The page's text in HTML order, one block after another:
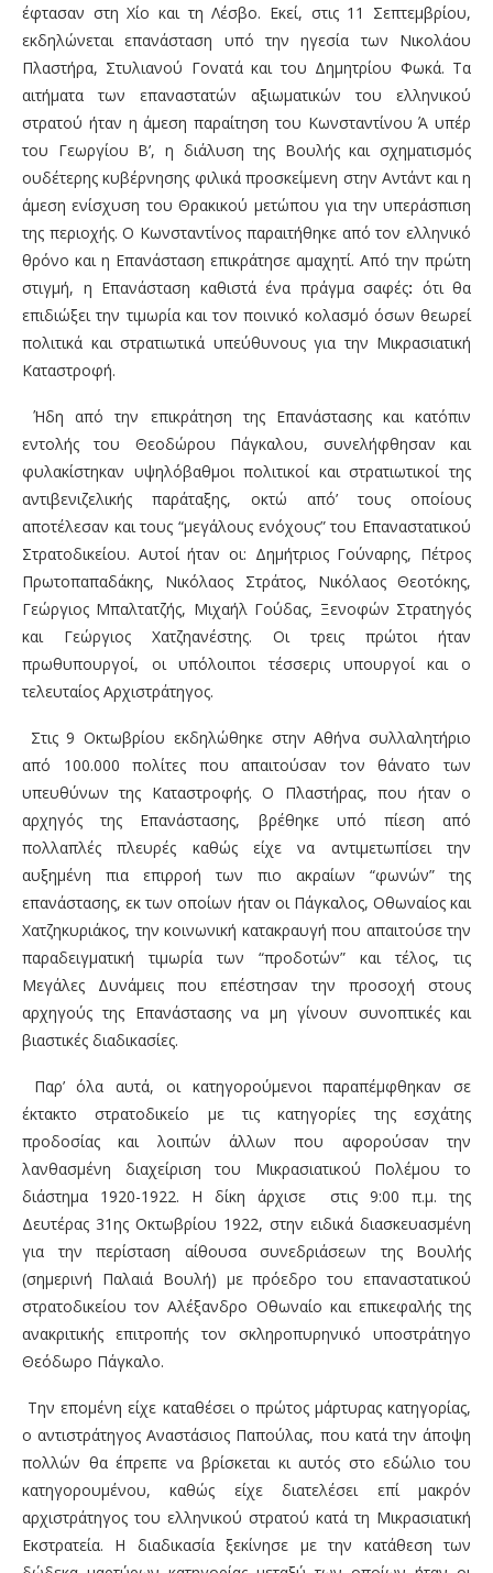
έφτασαν στη Χίο και τη Λέσβο. Εκεί, στις 11 Σεπτεμβρίου,
εκδηλώνεται επανάσταση υπό την ηγεσία των Νικολάου
Πλαστήρα, Στυλιανού Γονατά και του Δημητρίου Φωκά. Τα
αιτήματα των επαναστατών αξιωματικών του ελληνικού
στρατού ήταν η άμεση παραίτηση του Κωνσταντίνου Ά υπέρ
του Γεωργίου Β’, η διάλυση της Βουλής και σχηματισμός
ουδέτερης κυβέρνησης φιλικά προσκείμενη στην Αντάντ και η
άμεση ενίσχυση του Θρακικού μετώπου για την υπεράσπιση
της περιοχής. Ο Κωνσταντίνος παραιτήθηκε από τον ελληνικό
θρόνο και η Επανάσταση επικράτησε αμαχητί. Από την πρώτη
στιγμή, η Επανάσταση καθιστά ένα πράγμα σαφές: ότι θα
επιδιώξει την τιμωρία και τον ποινικό κολασμό όσων θεωρεί
πολιτικά και στρατιωτικά υπεύθυνους για την Μικρασιατική
Καταστροφή.
Ήδη από την επικράτηση της Επανάστασης και κατόπιν
εντολής του Θεοδώρου Πάγκαλου, συνελήφθησαν και
φυλακίστηκαν υψηλόβαθμοι πολιτικοί και στρατιωτικοί της
αντιβενιζελικής παράταξης, οκτώ από’ τους οποίους
αποτέλεσαν και τους “μεγάλους ενόχους” του Επαναστατικού
Στρατοδικείου. Αυτοί ήταν οι: Δημήτριος Γούναρης, Πέτρος
Πρωτοπαπαδάκης, Νικόλαος Στράτος, Νικόλαος Θεοτόκης,
Γεώργιος Μπαλτατζής, Μιχαήλ Γούδας, Ξενοφών Στρατηγός
και Γεώργιος Χατζηανέστης. Οι τρεις πρώτοι ήταν
πρωθυπουργοί, οι υπόλοιποι τέσσερις υπουργοί και ο
τελευταίος Αρχιστράτηγος.
Στις 9 Οκτωβρίου εκδηλώθηκε στην Αθήνα συλλαλητήριο
από 100.000 πολίτες που απαιτούσαν τον θάνατο των
υπευθύνων της Καταστροφής. Ο Πλαστήρας, που ήταν ο
αρχηγός της Επανάστασης, βρέθηκε υπό πίεση από
πολλαπλές πλευρές καθώς είχε να αντιμετωπίσει την
αυξημένη πια επιρροή των πιο ακραίων “φωνών” της
επανάστασης, εκ των οποίων ήταν οι Πάγκαλος, Οθωναίος και
Χατζηκυριάκος, την κοινωνική κατακραυγή που απαιτούσε την
παραδειγματική τιμωρία των “προδοτών” και τέλος, τις
Μεγάλες Δυνάμεις που επέστησαν την προσοχή στους
αρχηγούς της Επανάστασης να μη γίνουν συνοπτικές και
βιαστικές διαδικασίες.
Παρ’ όλα αυτά, οι κατηγορούμενοι παραπέμφθηκαν σε
έκτακτο στρατοδικείο με τις κατηγορίες της εσχάτης
προδοσίας και λοιπών άλλων που αφορούσαν την
λανθασμένη διαχείριση του Μικρασιατικού Πολέμου το
διάστημα 1920-1922. Η δίκη άρχισε στις 9:00 π.μ. της
Δευτέρας 31ης Οκτωβρίου 1922, στην ειδικά διασκευασμένη
για την περίσταση αίθουσα συνεδριάσεων της Βουλής
(σημερινή Παλαιά Βουλή) με πρόεδρο του επαναστατικού
στρατοδικείου τον Αλέξανδρο Οθωναίο και επικεφαλής της
ανακριτικής επιτροπής τον σκληροπυρηνικό υποστράτηγο
Θεόδωρο Πάγκαλο.
Την επομένη είχε καταθέσει ο πρώτος μάρτυρας κατηγορίας,
ο αντιστράτηγος Αναστάσιος Παπούλας, που κατά την άποψη
πολλών θα έπρεπε να βρίσκεται κι αυτός στο εδώλιο του
κατηγορουμένου, καθώς είχε διατελέσει επί μακρόν
αρχιστράτηγος του ελληνικού στρατού κατά τη Μικρασιατική
Εκστρατεία. Η διαδικασία ξεκίνησε με την κατάθεση των